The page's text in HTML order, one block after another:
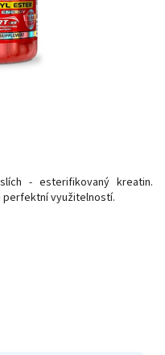
- esterifikovaný kreatin.
perfektní využitelností.